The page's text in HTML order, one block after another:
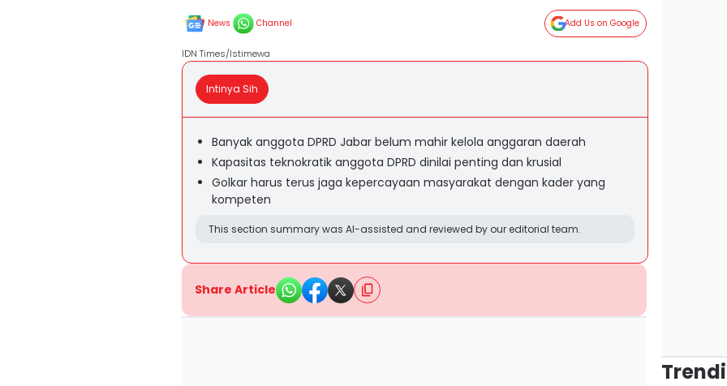
News Channel Add Us on Google
IDN Times/Istimewa
Intinya Sih
Banyak anggota DPRD Jabar belum mahir kelola anggaran daerah
Kapasitas teknokratik anggota DPRD dinilai penting dan krusial
Golkar harus terus jaga kepercayaan masyarakat dengan kader yang
kompeten
This section summary was AI-assisted and reviewed by our editorial team.
Share Article